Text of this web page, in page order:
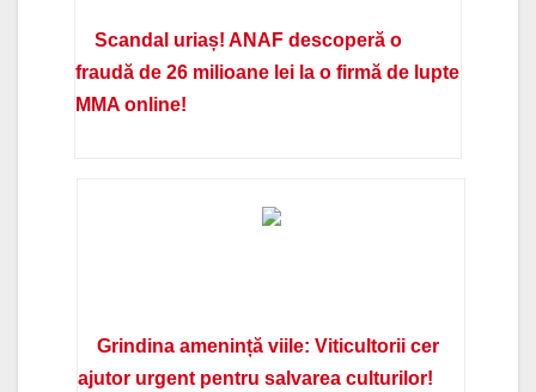
Scandal uriaș! ANAF descoperă o
fraudă de 26 milioane lei la o firmă de lupte
MMA online!
Grindina amenință viile: Viticultorii cer
ajutor urgent pentru salvarea culturilor!